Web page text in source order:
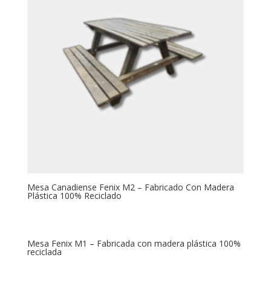
Mesa Canadiense Fenix M2 – Fabricado Con Madera
Plástica 100% Reciclado
Mesa Fenix M1 – Fabricada con madera plástica 100%
reciclada